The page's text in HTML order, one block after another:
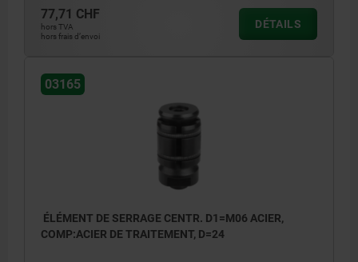
77,71 CHF
hors TVA
hors frais d’envoi
DÉTAILS
03165
ÉLÉMENT DE SERRAGE CENTR. D1=M06 ACIER,
COMP:ACIER DE TRAITEMENT, D=24